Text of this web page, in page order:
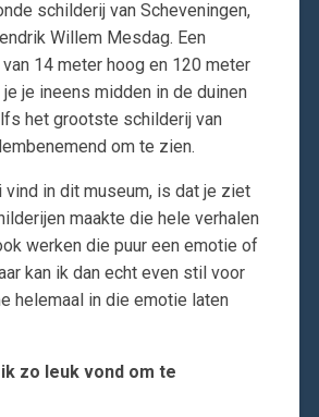
schilderij van Scheveningen,
Willem Mesdag. Een
14 meter hoog en 120 meter
je ineens midden in de duinen
het grootste schilderij van
om te zien.
in dit museum, is dat je ziet
maakte die hele verhalen
werken die puur een emotie of
kan ik dan echt even stil voor
helemaal in die emotie laten
zo leuk vond om te